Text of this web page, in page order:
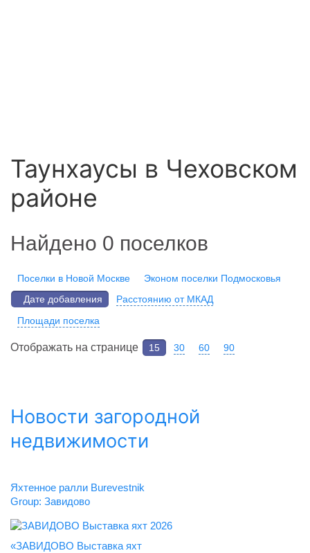
Таунхаусы в Чеховском
районе
Найдено 0 поселков
Поселки в Новой Москве
Эконом поселки Подмосковья
Дате добавления
Расстоянию от МКАД
Площади поселка
Отображать на странице 15 30 60 90
Новости загородной
недвижимости
Яхтенное ралли Burevestnik
Group: Завидово
«ЗАВИДОВО Выставка яхт